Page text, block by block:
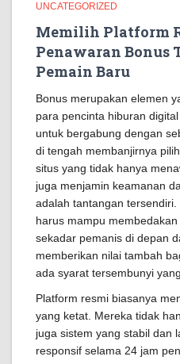
UNCATEGORIZED
Memilih Platform
Penawaran Bonus
Pemain Baru
Bonus merupakan elemen
para pencinta hiburan
untuk bergabung dengan
di tengah membanjirnya
situs yang tidak hanya
juga menjamin keamanan
adalah tantangan
harus mampu
sekadar pemanis di depan
memberikan nilai tambah
ada syarat tersembunyi
Platform resmi biasanya
yang ketat. Mereka tidak
juga sistem yang stabil dan
responsif selama 24 jam